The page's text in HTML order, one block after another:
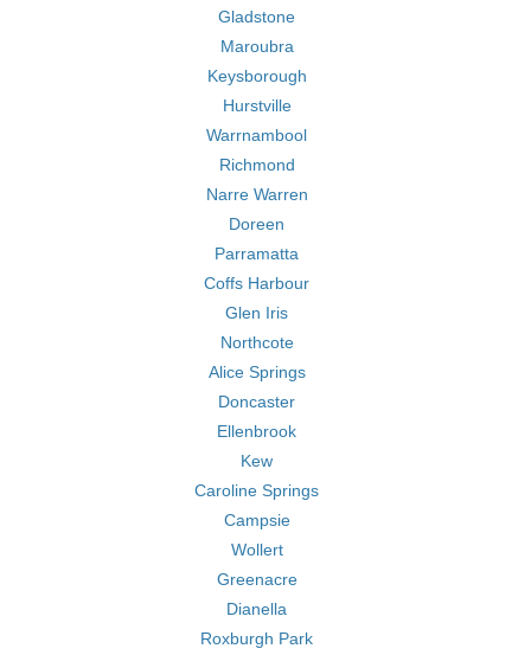
Gladstone
Maroubra
Keysborough
Hurstville
Warrnambool
Richmond
Narre Warren
Doreen
Parramatta
Coffs Harbour
Glen Iris
Northcote
Alice Springs
Doncaster
Ellenbrook
Kew
Caroline Springs
Campsie
Wollert
Greenacre
Dianella
Roxburgh Park